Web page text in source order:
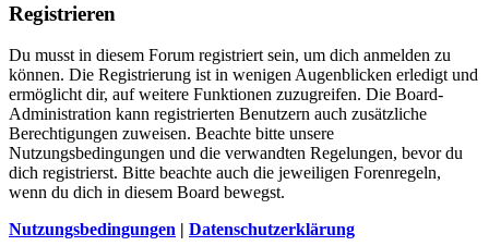
Registrieren
Du musst in diesem Forum registriert sein, um dich anmelden zu
können. Die Registrierung ist in wenigen Augenblicken erledigt und
ermöglicht dir, auf weitere Funktionen zuzugreifen. Die Board-
Administration kann registrierten Benutzern auch zusätzliche
Berechtigungen zuweisen. Beachte bitte unsere
Nutzungsbedingungen und die verwandten Regelungen, bevor du
dich registrierst. Bitte beachte auch die jeweiligen Forenregeln,
wenn du dich in diesem Board bewegst.
Nutzungsbedingungen | Datenschutzerklärung